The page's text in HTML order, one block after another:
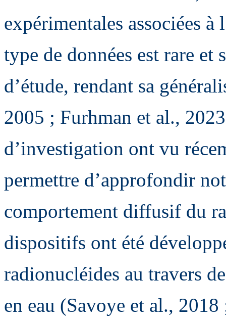
expérimentales associées
type de données est rare
d’étude, rendant sa
2005 ; Furhman et al.,
d’investigation ont vu
permettre d’approfondir
comportement diffusif du
dispositifs ont été
radionucléides au travers
en eau (Savoye et al.,